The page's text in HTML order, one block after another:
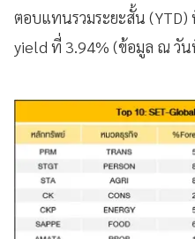
ตอบแทนรวมระยะสั้น
yield ที่ 3.94% (ข้อมูล ณ วั